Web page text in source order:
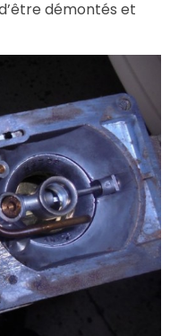
démontés et